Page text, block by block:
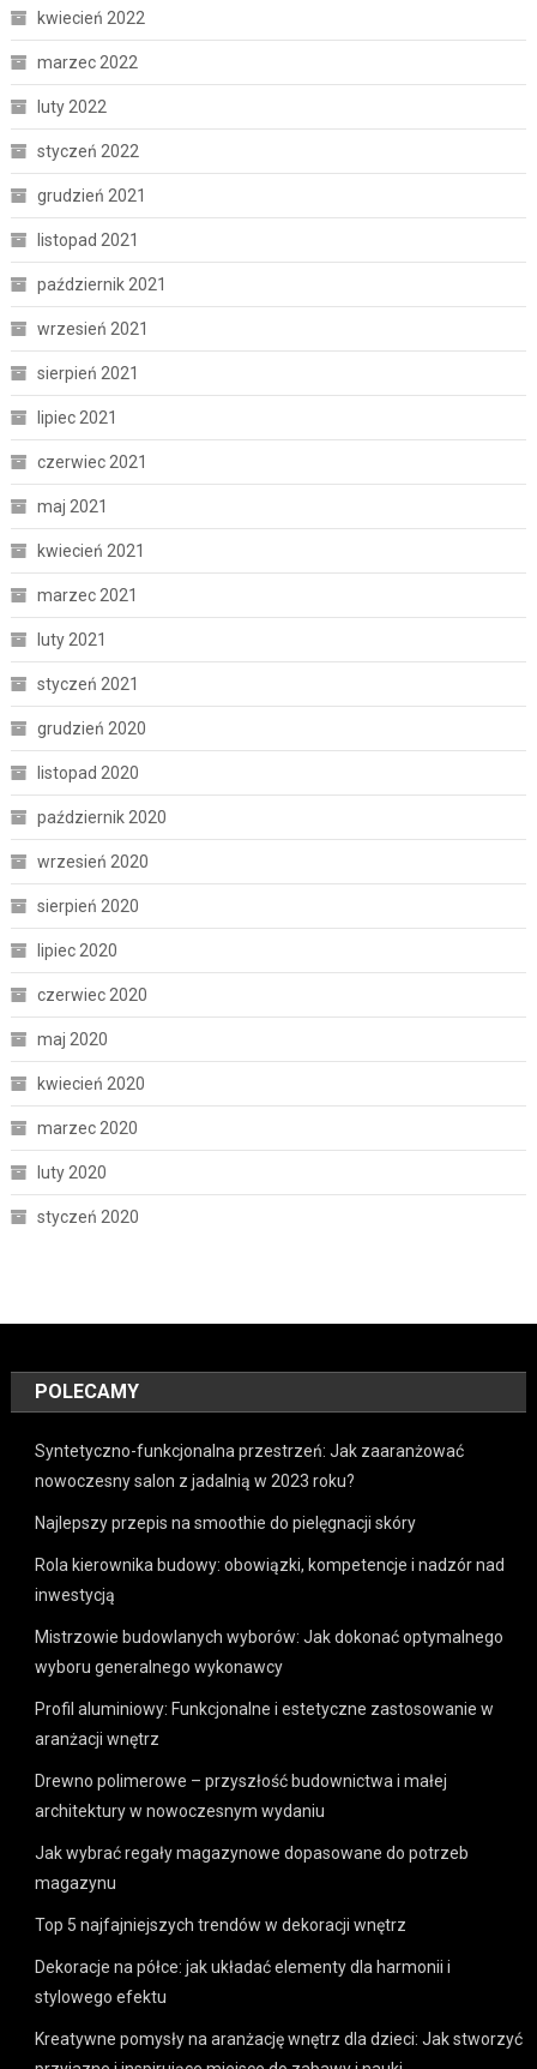
kwiecień 2022
marzec 2022
luty 2022
styczeń 2022
grudzień 2021
listopad 2021
październik 2021
wrzesień 2021
sierpień 2021
lipiec 2021
czerwiec 2021
maj 2021
kwiecień 2021
marzec 2021
luty 2021
styczeń 2021
grudzień 2020
listopad 2020
październik 2020
wrzesień 2020
sierpień 2020
lipiec 2020
czerwiec 2020
maj 2020
kwiecień 2020
marzec 2020
luty 2020
styczeń 2020
POLECAMY
Syntetyczno-funkcjonalna przestrzeń: Jak zaaranżować
nowoczesny salon z jadalnią w 2023 roku?
Najlepszy przepis na smoothie do pielęgnacji skóry
Rola kierownika budowy: obowiązki, kompetencje i nadzór nad
inwestycją
Mistrzowie budowlanych wyborów: Jak dokonać optymalnego
wyboru generalnego wykonawcy
Profil aluminiowy: Funkcjonalne i estetyczne zastosowanie w
aranżacji wnętrz
Drewno polimerowe – przyszłość budownictwa i małej
architektury w nowoczesnym wydaniu
Jak wybrać regały magazynowe dopasowane do potrzeb
magazynu
Top 5 najfajniejszych trendów w dekoracji wnętrz
Dekoracje na półce: jak układać elementy dla harmonii i
stylowego efektu
Kreatywne pomysły na aranżację wnętrz dla dzieci: Jak stworzyć